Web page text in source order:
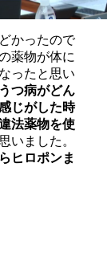
かったので
薬物が体に
ったと思い
うつ病がどん
じがした時
法薬物を使
いました。
ヒロポンま